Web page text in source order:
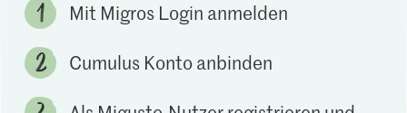
Mit Migros Login anmelden
Cumulus Konto anbinden